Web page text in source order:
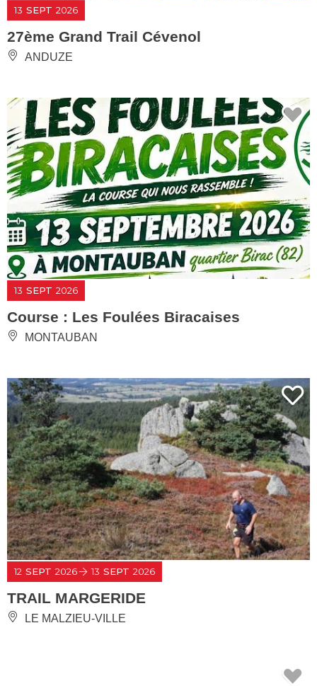
13 SEPT 2026
27ème Grand Trail Cévenol
ANDUZE
13 SEPT 2026
Course : Les Foulées Biracaises
MONTAUBAN
12 SEPT 2026 13 SEPT 2026
TRAIL MARGERIDE
LE MALZIEU-VILLE